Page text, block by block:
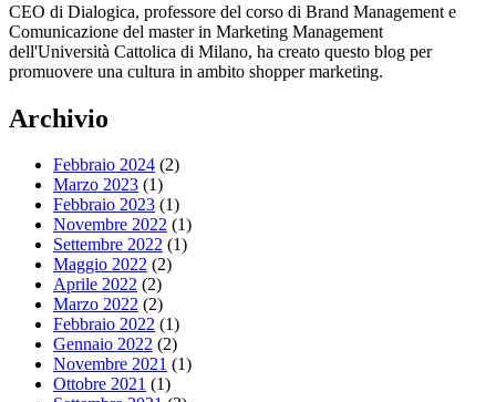
CEO di Dialogica, professore del corso di Brand Management e
Comunicazione del master in Marketing Management
dell'Università Cattolica di Milano, ha creato questo blog per
promuovere una cultura in ambito shopper marketing.
Archivio
Febbraio 2024 (2)
Marzo 2023 (1)
Febbraio 2023 (1)
Novembre 2022 (1)
Settembre 2022 (1)
Maggio 2022 (2)
Aprile 2022 (2)
Marzo 2022 (2)
Febbraio 2022 (1)
Gennaio 2022 (2)
Novembre 2021 (1)
Ottobre 2021 (1)